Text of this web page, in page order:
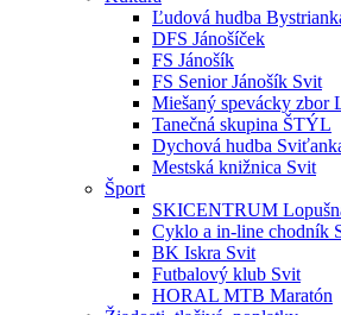
Ľudová hudba
DFS Jánošíček
FS Jánošík
FS Senior Jánošík Svit
Miešaný spevácky
Tanečná skupina ŠTÝL
Dychová hudba
Mestská knižnica Svit
Šport
SKICENTRUM
Cyklo a in-line chodník
BK Iskra Svit
Futbalový klub Svit
HORAL MTB Maratón